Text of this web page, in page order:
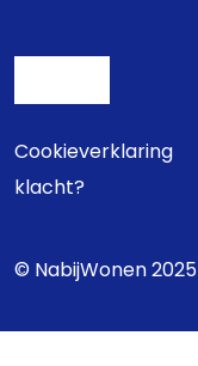
Cookieverklaring
klacht?
© NabijWonen 2025